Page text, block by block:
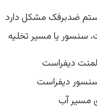
ضدبرفک مشکل دارد
سنسور یا مسیر تخلیه
دیفراست
دیفراست
مسیر آب